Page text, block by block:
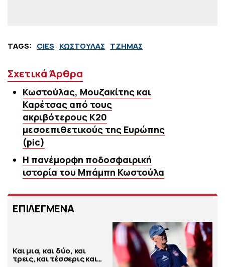
TAGS: CIES ΚΩΣΤΟΥΛΑΣ ΤΖΗΜΑΣ
Σχετικά Άρθρα
Κωστούλας, Μουζακίτης και
Καρέτσας από τους
ακριβότερους Κ20
μεσοεπιθετικούς της Ευρώπης
(pic)
Η πανέμορφη ποδοσφαιρική
ιστορία του Μπάμπη Κωστούλα
ΕΠΙΛΕΓΜΕΝΑ
Και μια, και δύο, και
τρεις, και τέσσερις και…